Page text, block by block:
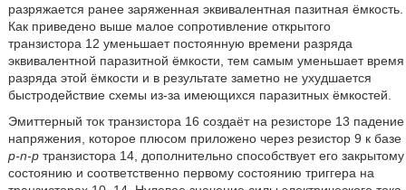
разряжается ранее заряженная эквивалентная пазитная ёмкость.
Как приведено выше малое сопротивление открытого
транзистора 12 уменьшает постоянную времени разряда
эквивалентной паразитной ёмкости, тем самым уменьшает время
разряда этой ёмкости и в результате заметно не ухудшается
быстродействие схемы из-за имеющихся паразитных ёмкостей.
Эмиттерный ток транзистора 16 создаёт на резисторе 13 падение
напряжения, которое плюсом приложено через резистор 9 к базе
p-n-p транзистора 14, дополнительно способствует его закрытому
состоянию и соответственно первому состоянию триггера на